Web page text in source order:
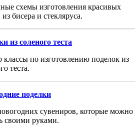
схемы изготовления красивых
бисера и стекляруса.
из соленого теста
классы по изготовлению поделок из
теста.
поделки
сувениров, которые можно
своими руками.